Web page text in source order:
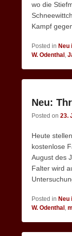
wo die
Kampf
Posted in Neu
W. Odenthal ,
Neu:
Posted on 23.
Heute
kostenlose
August des
Falter wird
Posted in Neu
W. Odenthal ,